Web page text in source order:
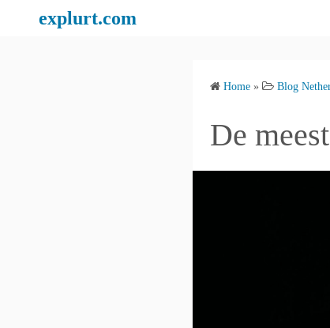
explurt.com
Home » Blog
De